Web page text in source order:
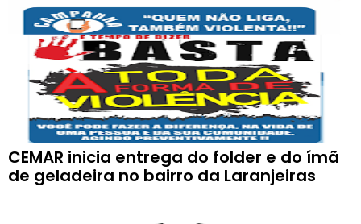
CEMAR inicia entrega do folder e do ímã
de geladeira no bairro da Laranjeiras